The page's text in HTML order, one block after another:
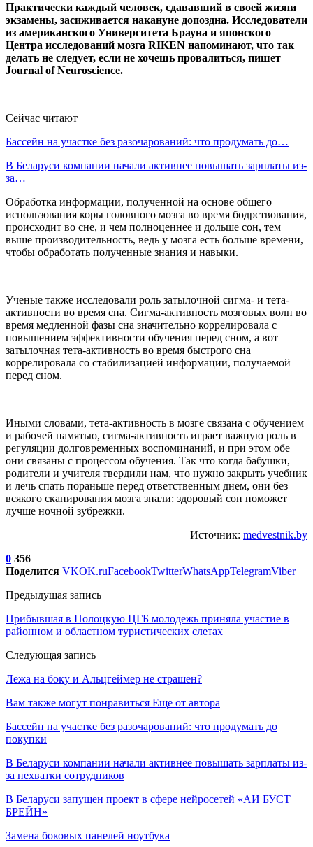
Практически каждый человек, сдававший в своей жизни
экзамены, засиживается накануне допоздна. Исследователи
из американского Университета Брауна и японского
Центра исследований мозга RIKEN напоминают, что так
делать не следует, если не хочешь провалиться, пишет
Journal of Neuroscience.
Сейчас читают
Бассейн на участке без разочарований: что продумать до…
В Беларуси компании начали активнее повышать зарплаты из-
за…
Обработка информации, полученной на основе общего
использования коры головного мозга во время бодрствования,
происходит во сне, и чем полноценнее и дольше сон, тем
выше производительность, ведь у мозга есть больше времени,
чтобы обработать полученные знания и навыки.
Ученые также исследовали роль затылочной сигма- и тета-
активности во время сна. Сигма-активность мозговых волн во
время медленной фазы сна значительно коррелировала с
повышением эффективности обучения перед сном, а вот
затылочная тета-активность во время быстрого сна
коррелировала со стабилизацией информации, получаемой
перед сном.
Иными словами, тета-активность в мозге связана с обучением
и рабочей памятью, сигма-активность играет важную роль в
регуляции долговременных воспоминаний, и при этом обе
они связаны с процессом обучения. Так что когда бабушки,
родители и учителя твердили нам, что нужно закрыть учебник
и лечь спать пораньше перед ответственным днем, они без
всякого сканирования мозга знали: здоровый сон поможет
лучше ночной зубрежки.
Источник: medvestnik.by
0 356
Поделится VKOK.ruFacebookTwitterWhatsAppTelegramViber
Предыдущая запись
Прибывшая в Полоцкую ЦГБ молодежь приняла участие в
районном и областном туристических слетах
Следующая запись
Лежа на боку и Альцгеймер не страшен?
Вам также могут понравиться Еще от автора
Бассейн на участке без разочарований: что продумать до
покупки
В Беларуси компании начали активнее повышать зарплаты из-
за нехватки сотрудников
В Беларуси запущен проект в сфере нейросетей «АИ БУСТ
БРЕЙН»
Замена боковых панелей ноутбука